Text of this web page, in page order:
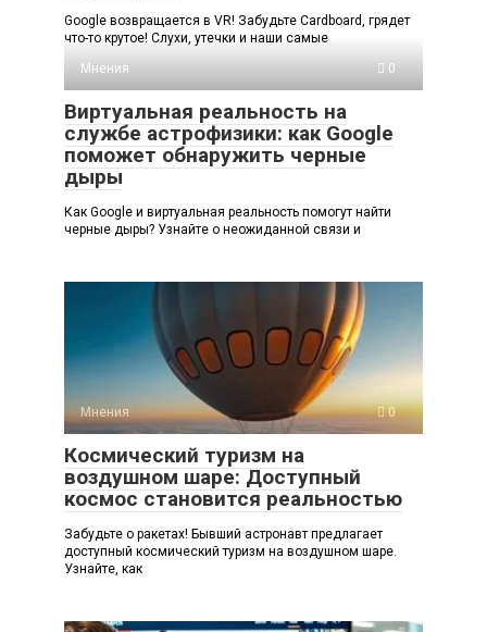
Google возвращается в VR! Забудьте Cardboard, грядет
что-то крутое! Слухи, утечки и наши самые
Мнения
0
Виртуальная реальность на
службе астрофизики: как Google
поможет обнаружить черные
дыры
Как Google и виртуальная реальность помогут найти
черные дыры? Узнайте о неожиданной связи и
Мнения 0
Космический туризм на
воздушном шаре: Доступный
космос становится реальностью
Забудьте о ракетах! Бывший астронавт предлагает
доступный космический туризм на воздушном шаре.
Узнайте, как